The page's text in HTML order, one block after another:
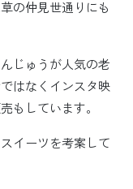
の仲見世通りにも
じゅうが人気の老
はなくインスタ映
もしています。
イーツを考案して